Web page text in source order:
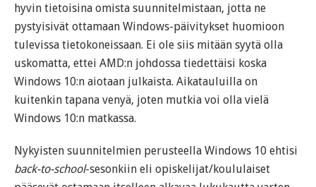
hyvin tietoisina omista suunnitelmistaan, jotta ne
pystyisivät ottamaan Windows-päivitykset huomioon
tulevissa tietokoneissaan. Ei ole siis mitään syytä olla
uskomatta, ettei AMD:n johdossa tiedettäisi koska
Windows 10:n aiotaan julkaista. Aikatauluilla on
kuitenkin tapana venyä, joten mutkia voi olla vielä
Windows 10:n matkassa.
Nykyisten suunnitelmien perusteella Windows 10 ehtisi
back-to-school-sesonkiin eli opiskelijat/koululaiset